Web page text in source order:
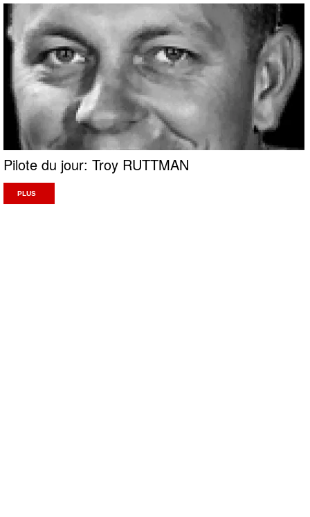
Pilote du jour: Troy RUTTMAN
PLUS